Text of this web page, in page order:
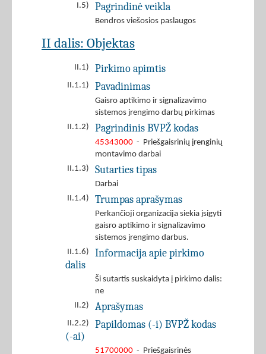
I.5)
Pagrindinė veikla
Bendros viešosios paslaugos
II dalis: Objektas
II.1) Pirkimo apimtis
II.1.1) Pavadinimas
Gaisro aptikimo ir signalizavimo
sistemos įrengimo darbų pirkimas
II.1.2)
Pagrindinis BVPŽ kodas
45343000 - Priešgaisrinių įrenginių
montavimo darbai
II.1.3)
Sutarties tipas
Darbai
II.1.4)
Trumpas aprašymas
Perkančioji organizacija siekia įsigyti
gaisro aptikimo ir signalizavimo
sistemos įrengimo darbus.
II.1.6)
Informacija apie pirkimo
dalis
Ši sutartis suskaidyta į pirkimo dalis:
ne
II.2)
Aprašymas
II.2.2)
Papildomas (-i) BVPŽ kodas
(-ai)
51700000 - Priešgaisrinės